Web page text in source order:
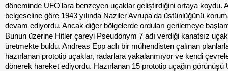
döneminde UFO'lara benzeyen uçaklar geliştirdiğini ortaya koydu.
belgeseline göre 1943 yılında Naziler Avrupa'da üstünlüğünü
devam ediyordu. Ancak diğer bölgelerde orduları gerilemeye
Bunun üzerine Hitler çareyi Pseudonym 7 adı verdiği kanatsız
üretmekte buldu. Andreas Epp adlı bir mühendisten çalınan
hazırlanan prototip uçaklar, radarlara yakalanmıyor ve kendi
dönerek hareket ediyordu. Hazırlanan 15 prototip uçağın görünüşü